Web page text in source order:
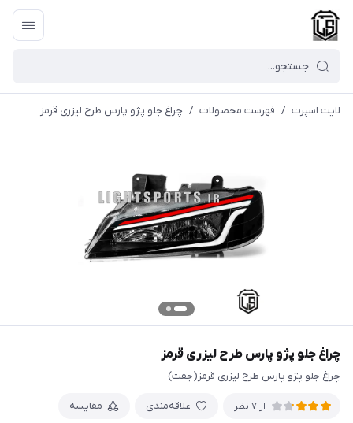
لایت اسپرت / فهرست محصولات / چراغ جلو پژو پارس طرح لیزری قرمز
چراغ جلو پژو پارس طرح لیزری قرمز
چراغ جلو پژو پارس طرح لیزری قرمز(جفت)
از 7 نظر علاقه‌مندی مقایسه